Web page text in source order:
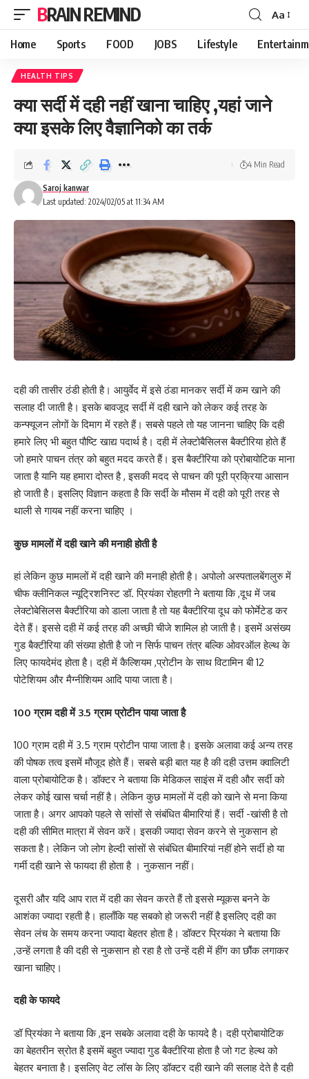
BRAIN REMIND
Font
Resizer
Aa
Home Sports FOOD JOBS Lifestyle
HEALTH TIPS
क्या सर्दी में दही नहीं खाना चाहिए ,यहां जाने
क्या इसके लिए वैज्ञानिको का तर्क
Last updated: 2024/02/05 at 11:34 AM
Saroj kanwar
4 Min Read
दही की तासीर ठंडी होती है। आयुर्वेद में इसे ठंडा मानकर सर्दी में कम खाने की
सलाह दी जाती है। इसके बावजूद सर्दी में दही खाने को लेकर कई तरह के
कन्फ्यूजन लोगों के दिमाग में रहते हैं। सबसे पहले तो यह जानना चाहिए कि दही
हमारे लिए भी बहुत पौष्टि खाद्य पदार्थ है। दही में लेक्टोबैसिलस बैक्टीरिया होते हैं
जो हमारे पाचन तंत्र को बहुत मदद करते हैं। इस बैक्टीरिया को प्रोबायोटिक माना
जाता है यानि यह हमारा दोस्त है , इसकी मदद से पाचन की पूरी प्रक्रिया आसान
हो जाती है। इसलिए विज्ञान कहता है कि सर्दी के मौसम में दही को पूरी तरह से
थाली से गायब नहीं करना चाहिए ।
कुछ मामलों में दही खाने की मनाही होती है
हां लेकिन कुछ मामलों में दही खाने की मनाही होती है। अपोलो अस्पतालबेंगलुरु में
चीफ क्लीनिकल न्यूट्रिशनिस्ट डॉ. प्रियंका रोहतगी ने बताया कि ,दूध में जब
लेक्टोबेसिलस बैक्टीरिया को डाला जाता है तो यह बैक्टीरिया दूध को फोर्मेटेड कर
देते हैं। इससे दही में कई तरह की अच्छी चीजे शामिल हो जाती है। इसमें असंख्य
गुड बैक्टीरिया की संख्या होती है जो न सिर्फ पाचन तंत्र बल्कि ओवरऑल हेल्थ के
लिए फायदेमंद होता है। दही में कैल्शियम ,प्रोटीन के साथ विटामिन बी 12
पोटेशियम और मैग्नीशियम आदि पाया जाता है।
100 ग्राम दही में 3.5 ग्राम प्रोटीन पाया जाता है
100 ग्राम दही में 3.5 ग्राम प्रोटीन पाया जाता है। इसके अलावा कई अन्य तरह
की पोषक तत्व इसमें मौजूद होते हैं। सबसे बड़ी बात यह है की दही उत्तम क्वालिटी
वाला प्रोबायोटिक है। डॉक्टर ने बताया कि मेडिकल साइंस में दही और सर्दी को
लेकर कोई खास चर्चा नहीं है। लेकिन कुछ मामलों में दही को खाने से मना किया
जाता है। अगर आपको पहले से सांसों से संबंधित बीमारियां हैं। सर्दी -खांसी है तो
दही की सीमित मात्रा में सेवन करें। इसकी ज्यादा सेवन करने से नुकसान हो
सकता है। लेकिन जो लोग हेल्दी सांसों से संबंधित बीमारियां नहीं होने सर्दी हो या
गर्मी दही खाने से फायदा ही होता है । नुकसान नहीं।
दूसरी और यदि आप रात में दही का सेवन करते हैं तो इससे म्यूकस बनने के
आशंका ज्यादा रहती है। हालाँकि यह सबको हो जरूरी नहीं है इसलिए दही का
सेवन लंच के समय करना ज्यादा बेहतर होता है। डॉक्टर प्रियंका ने बताया कि
,उन्हें लगता है की दही से नुकसान हो रहा है तो उन्हें दही में हींग का छौंक लगाकर
खाना चाहिए।
दही के फायदे
डॉ प्रियंका ने बताया कि ,इन सबके अलावा दही के फायदे है। दही प्रोबायोटिक
का बेहतरीन स्रोत है इसमें बहुत ज्यादा गुड बैक्टीरिया होता है जो गट हेल्थ को
बेहतर बनाता है। इसलिए वेट लॉस के लिए डॉक्टर दही खाने की सलाह देते है दही